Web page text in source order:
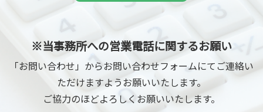
※当事務所への営業電話に関するお願い
「お問い合わせ」からお問い合わせフォームにてご連絡い
ただけますようお願いいたします。
ご協力のほどよろしくお願いいたします。